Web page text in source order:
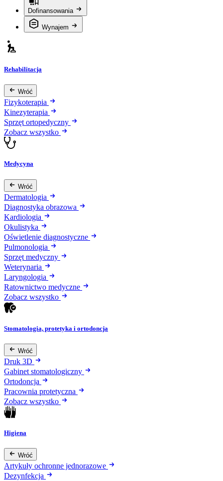
Dofinansowania
Wynajem
Rehabilitacja
Wróć
Fizykoterapia
Kinezyterapia
Sprzęt ortopedyczny
Zobacz wszystko
Medycyna
Wróć
Dermatologia
Diagnostyka obrazowa
Kardiologia
Okulistyka
Oświetlenie diagnostyczne
Pulmonologia
Sprzęt medyczny
Weterynaria
Laryngologia
Ratownictwo medyczne
Zobacz wszystko
Stomatologia, protetyka i ortodoncja
Wróć
Druk 3D
Gabinet stomatologiczny
Ortodoncja
Pracownia protetyczna
Zobacz wszystko
Higiena
Wróć
Artykuły ochronne jednorazowe
Dezynfekcja